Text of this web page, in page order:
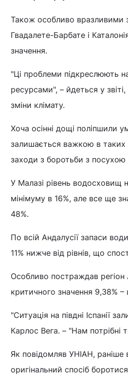
Також особливо вразливими
Гвадалете-Барбате і
значення.
"Ці проблеми підкреслюють
ресурсами", – йдеться у
зміни клімату.
Хоча осінні дощі поліпшили
залишається важкою в таких
заходи з боротьби з посухою
У Малазі рівень водосховищ
мінімуму в 16%, але все ще
48%.
По всій Андалусії запаси
11% нижче від рівнів, що
Особливо постраждав
критичного значення 9,38%
"Ситуація на півдні Іспанії
Карлос Вега. – "Нам потрібні
Як повідомляв УНІАН, раніше
оригінальний спосіб